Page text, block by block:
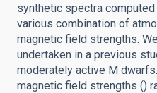
synthetic spectra
various combination of
magnetic field strengths.
undertaken in a previous
moderately active M
magnetic field strengths ()